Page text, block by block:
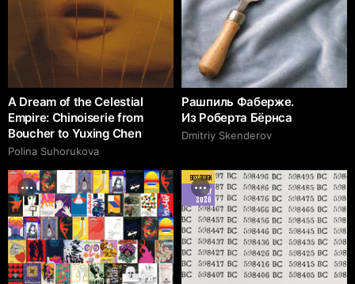
A Dream of the Celestial
Empire: Chinoiserie from
Boucher to Yuxing Chen
Polina Suhorukova
Рашпиль Фаберже.
Из Роберта Бёрнса
Dmitriy Skenderov
BEST DESIGN
MAY
2026